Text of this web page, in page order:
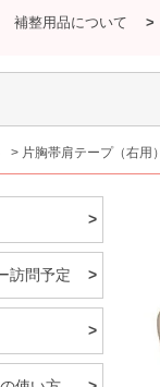
補整用品について
片胸帯肩テープ（右用）
訪問予定